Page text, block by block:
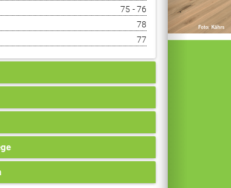
75 - 76
78
77
Foto: Kährs